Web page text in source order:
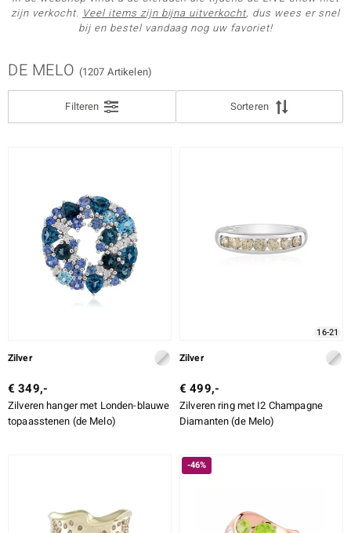
zijn verkocht. Veel items zijn bijna uitverkocht, dus wees er snel
bij en bestel vandaag nog uw favoriet!
DE MELO (1207 Artikelen)
Sorteren
Filteren
ONTWERP
SLIJPVORM
SLIJPVORM EXACT
Zilver
€ 349,-
Zilveren hanger met Londen-blauwe
topaasstenen (de Melo)
16-21
Zilver
€ 499,-
Zilveren ring met I2 Champagne
Diamanten (de Melo)
-46%